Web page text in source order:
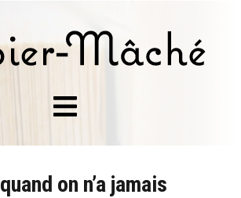
on n’a jamais